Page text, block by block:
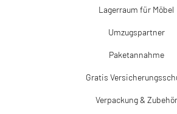
Lagerraum für Möbel
Umzugspartner
Paketannahme
Gratis
Verpackung & Zubehör